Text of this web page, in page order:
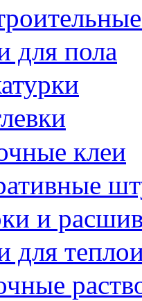
для пола
клеи
и
для